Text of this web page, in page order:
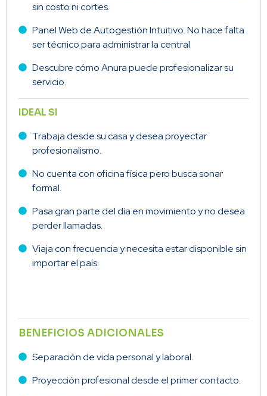
sin costo ni cortes.
Panel Web de Autogestión Intuitivo. No hace falta
ser técnico para administrar la central
Descubre cómo Anura puede profesionalizar su
servicio.
IDEAL SI
Trabaja desde su casa y desea proyectar
profesionalismo.
No cuenta con oficina física pero busca sonar
formal.
Pasa gran parte del día en movimiento y no desea
perder llamadas.
Viaja con frecuencia y necesita estar disponible sin
importar el país.
BENEFICIOS ADICIONALES
Separación de vida personal y laboral.
Proyección profesional desde el primer contacto.